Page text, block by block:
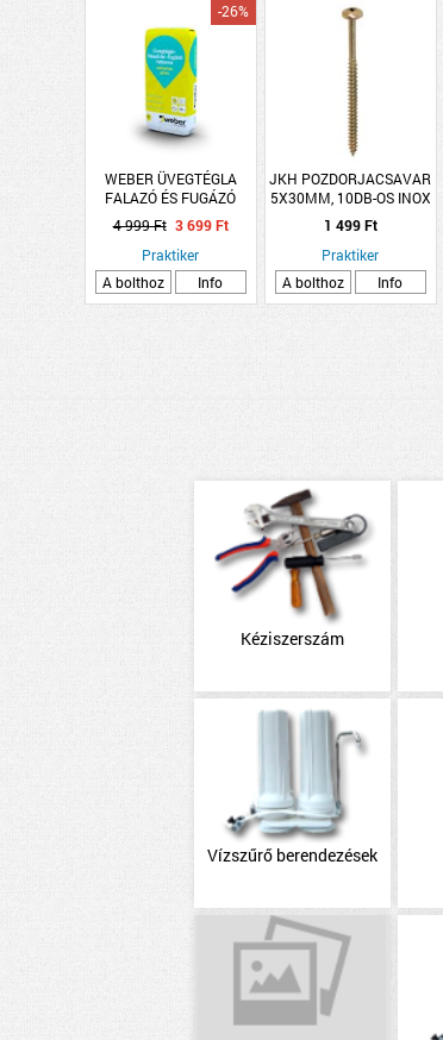
WEBER ÜVEGTÉGLA
FALAZÓ ÉS FUGÁZÓ
HABARCS 25KG
-26%
4 999 Ft 3 699 Ft
Praktiker
A bolthoz
Info
JKH POZDORJACSAVAR
5X30MM, 10DB-OS INOX
1 499 Ft
Praktiker
A bolthoz
Info
Kéziszerszám
Vízszűrő berendezések